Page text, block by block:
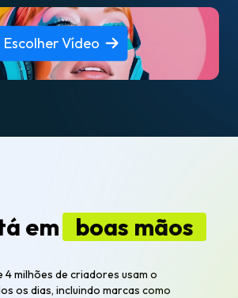
Escolher Vídeo
em boas mãos
4 milhões de criadores usam o
os dias, incluindo marcas como